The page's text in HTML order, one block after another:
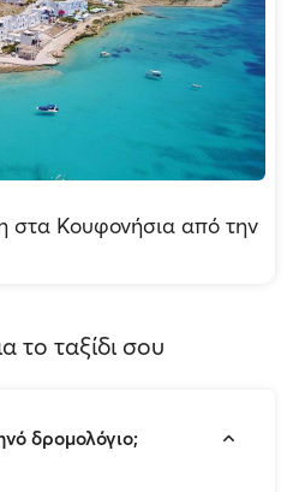
στα Κουφονήσια από την
το ταξίδι σου
δρομολόγιο;